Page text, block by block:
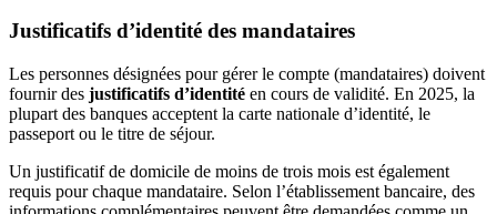
Justificatifs d’identité des mandataires
Les personnes désignées pour gérer le compte (mandataires) doivent
fournir des justificatifs d’identité en cours de validité. En 2025, la
plupart des banques acceptent la carte nationale d’identité, le
passeport ou le titre de séjour.
Un justificatif de domicile de moins de trois mois est également
requis pour chaque mandataire. Selon l’établissement bancaire, des